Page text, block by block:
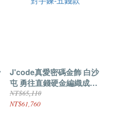
J'code真愛密碼金飾 白沙
屯 勇往直錢硬金編織成對
手鍊-五錢款
NT$65,110
NT$61,760